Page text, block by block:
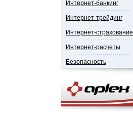
Интернет-банкинг
Интернет-трейдинг
Интернет-страхование
Интернет-расчеты
Безопасность